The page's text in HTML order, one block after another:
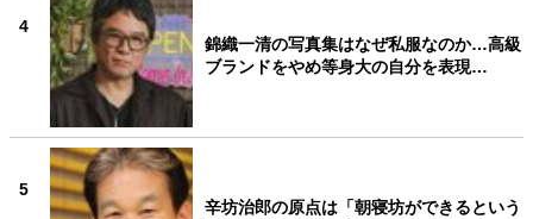
4
錦織一清の写真集はなぜ私服なのか…高級
ブランドをやめ等身大の自分を表現…
5
辛坊治郎の原点は「朝寝坊ができるという